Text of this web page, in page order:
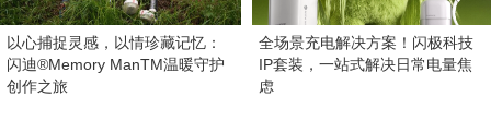
以心捕捉灵感，以情珍藏记忆：
闪迪®Memory ManTM温暖守护
创作之旅
全场景充电解决方案！闪极科技
IP套装，一站式解决日常电量焦
虑